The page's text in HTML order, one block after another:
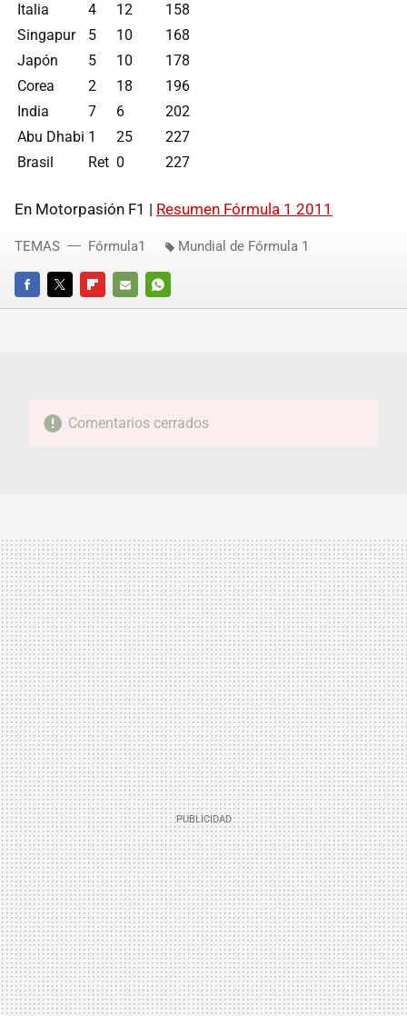
Italia
4 12
158
Singapur
5 10
168
Japón
5 10
178
Corea
2 18
196
India
7 6
202
Abu Dhabi 1 25
227
Brasil
Ret 0 227
En Motorpasión F1 | Resumen Fórmula 1 2011
FACEBOOKTWITTERFLIPBOARD
E-
WHATSAPP
TEMAS Fórmula1 Mundial de Fórmula 1
Comentarios cerrados